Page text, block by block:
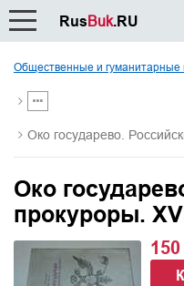
Общественные и гуманитарные
Око государево.
Око
прокуроры.
RusBuk.RU